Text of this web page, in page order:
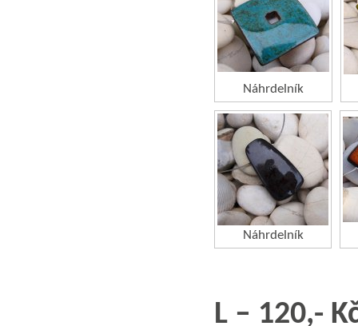
Náhrdelník
Náhrdelník
L – 120,-